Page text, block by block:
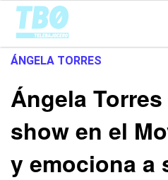
Cargando...
ÁNGELA TORRES
Ángela
show en el
y emociona a